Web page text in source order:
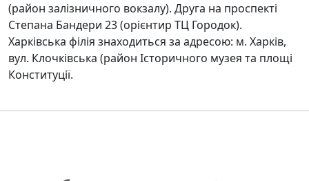
(район залізничного вокзалу). Друга на проспекті
Степана Бандери 23 (орієнтир ТЦ Городок).
Харківська філія знаходиться за адресою: м. Харків,
вул. Клочківська (район Історичного музея та площі
Конституції.